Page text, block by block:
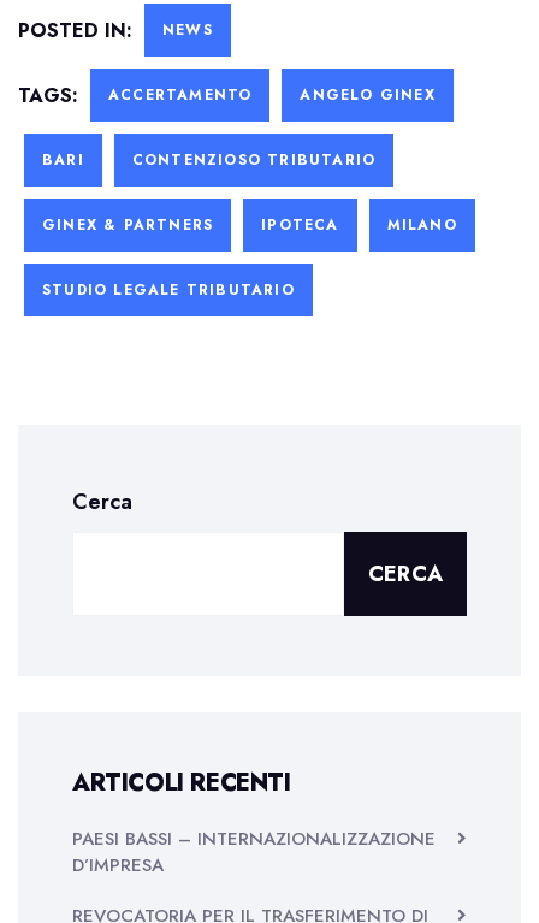
POSTED IN: NEWS
TAGS: ACCERTAMENTO ANGELO GINEX
BARI CONTENZIOSO TRIBUTARIO
GINEX & PARTNERS IPOTECA MILANO
STUDIO LEGALE TRIBUTARIO
Cerca
CERCA
ARTICOLI RECENTI
PAESI BASSI – INTERNAZIONALIZZAZIONE
D’IMPRESA
REVOCATORIA PER IL TRASFERIMENTO DI